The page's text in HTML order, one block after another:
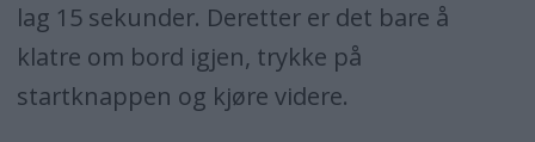
lag 15 sekunder. Deretter er det bare å
klatre om bord igjen, trykke på
startknappen og kjøre videre.